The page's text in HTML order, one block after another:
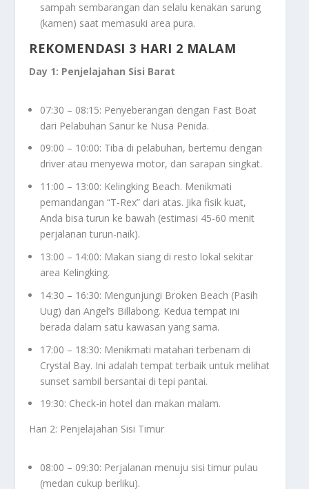
sampah sembarangan dan selalu kenakan sarung
(kamen) saat memasuki area pura.
REKOMENDASI 3 HARI 2 MALAM
Day 1: Penjelajahan Sisi Barat
07:30 – 08:15: Penyeberangan dengan Fast Boat
dari Pelabuhan Sanur ke Nusa Penida.
09:00 – 10:00: Tiba di pelabuhan, bertemu dengan
driver atau menyewa motor, dan sarapan singkat.
11:00 – 13:00: Kelingking Beach. Menikmati
pemandangan “T-Rex” dari atas. Jika fisik kuat,
Anda bisa turun ke bawah (estimasi 45-60 menit
perjalanan turun-naik).
13:00 – 14:00: Makan siang di resto lokal sekitar
area Kelingking.
14:30 – 16:30: Mengunjungi Broken Beach (Pasih
Uug) dan Angel’s Billabong. Kedua tempat ini
berada dalam satu kawasan yang sama.
17:00 – 18:30: Menikmati matahari terbenam di
Crystal Bay. Ini adalah tempat terbaik untuk melihat
sunset sambil bersantai di tepi pantai.
19:30: Check-in hotel dan makan malam.
Hari 2: Penjelajahan Sisi Timur
08:00 – 09:30: Perjalanan menuju sisi timur pulau
(medan cukup berliku).